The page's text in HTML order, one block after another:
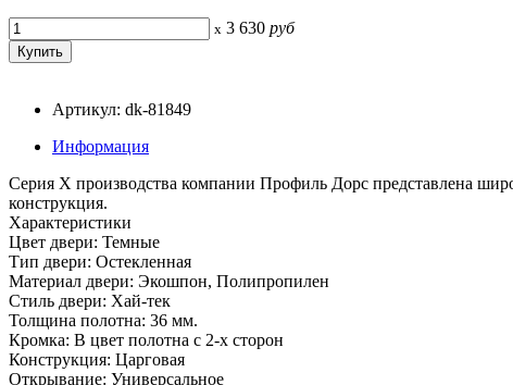
x 3 630 руб
Артикул: dk-81849
Информация
Серия Х производства компании Профиль Дорс представлена
конструкция.
Характеристики
Цвет двери: Темные
Тип двери: Остекленная
Материал двери: Экошпон, Полипропилен
Стиль двери: Хай-тек
Толщина полотна: 36 мм.
Кромка: В цвет полотна с 2-х сторон
Конструкция: Царговая
Открывание: Универсальное